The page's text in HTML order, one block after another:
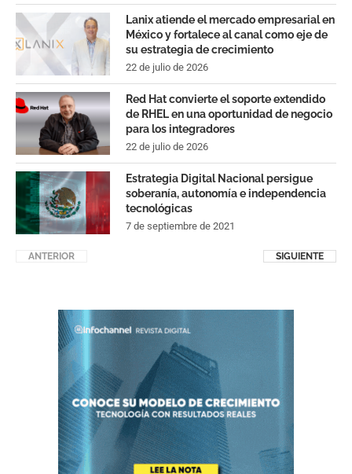
Lanix atiende el mercado empresarial en
México y fortalece al canal como eje de
su estrategia de crecimiento
22 de julio de 2026
Red Hat convierte el soporte extendido
de RHEL en una oportunidad de negocio
para los integradores
22 de julio de 2026
Estrategia Digital Nacional persigue
soberanía, autonomía e independencia
tecnológicas
7 de septiembre de 2021
ANTERIOR SIGUIENTE